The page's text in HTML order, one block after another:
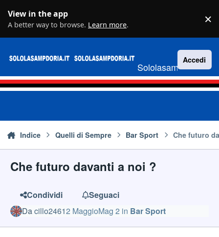
View in the app
A better way to browse. Learn more. ×
Sololasampdoria.it
Accedi
Indice Quelli di Sempre Bar Sport Che futuro
Che futuro davanti a noi ?
Condividi
Seguaci
Dacillo24612 MaggioMag 2 in Bar Sport